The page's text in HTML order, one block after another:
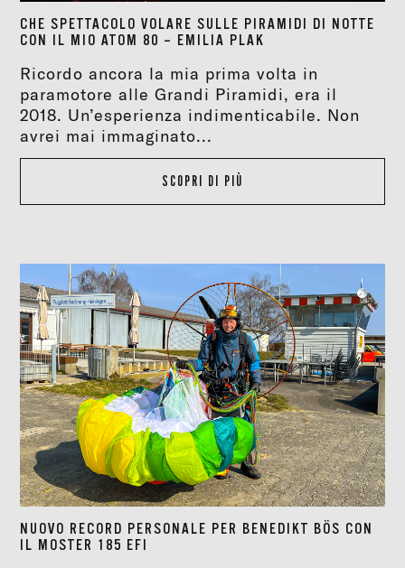
CHE SPETTACOLO VOLARE SULLE PIRAMIDI DI NOTTE
CON IL MIO ATOM 80 – EMILIA PLAK
Ricordo ancora la mia prima volta in
paramotore alle Grandi Piramidi, era il
2018. Un’esperienza indimenticabile. Non
avrei mai immaginato...
SCOPRI DI PIÙ
NUOVO RECORD PERSONALE PER BENEDIKT BÖS CON
IL MOSTER 185 EFI